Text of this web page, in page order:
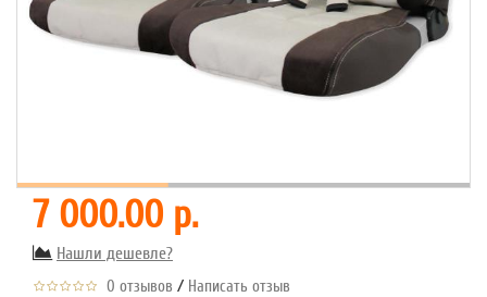
7 000.00 р.
Нашли дешевле?
0 отзывов / Написать отзыв